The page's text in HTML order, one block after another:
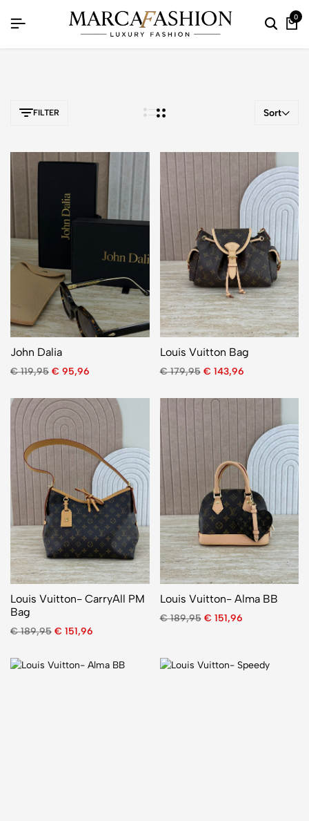
gratis verzending vanaf €250,- 0
FILTER Sort
John Dalia
€119,95 € 95,96
Louis Vuitton Bag
€179,95 € 143,96
Louis Vuitton- CarryAll PM
Bag
€189,95 € 151,96
Louis Vuitton- Alma BB
€189,95 € 151,96